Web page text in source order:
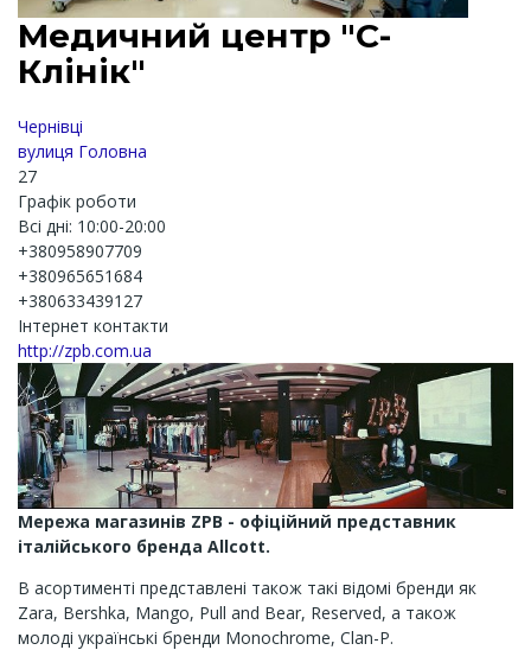
Медичний центр "С-
Клінік"
Чернівці
вулиця Головна
27
Графік роботи
Всі дні: 10:00-20:00
+380958907709
+380965651684
+380633439127
Інтернет контакти
http://zpb.com.ua
Мережа магазинів ZPB - офіційний представник
італійського бренда Allcott.
В асортименті представлені також такі відомі бренди як
Zara, Bershka, Mango, Pull and Bear, Reserved, а також
молоді українські бренди Monochrome, Clan-P.